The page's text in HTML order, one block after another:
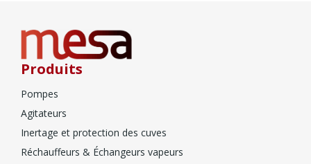
Produits
Pompes
Agitateurs
Inertage et protection des cuves
Réchauffeurs & Échangeurs vapeurs